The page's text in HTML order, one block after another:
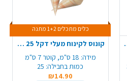
יח' - טבעי
כלים מתכלים 1+2 מתנה
קונוס לקינוח מעלי דקל 25 יח' - גדול
מידה: 18 ס"מ, קוטר 7 ס"מ
כמות בחבילה: 25
₪14.90